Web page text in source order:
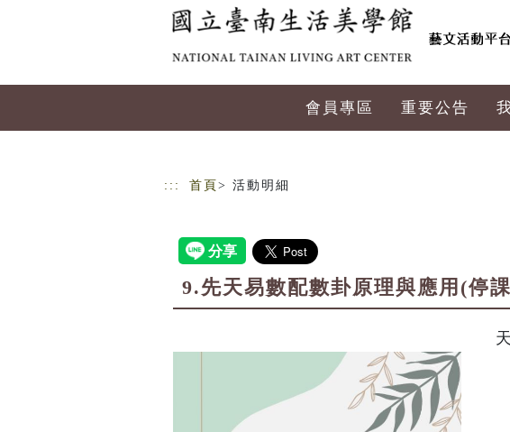
會員專區 重要公告
::: 首頁 > 活動明細
9.先天易數配數卦原理與應用(停